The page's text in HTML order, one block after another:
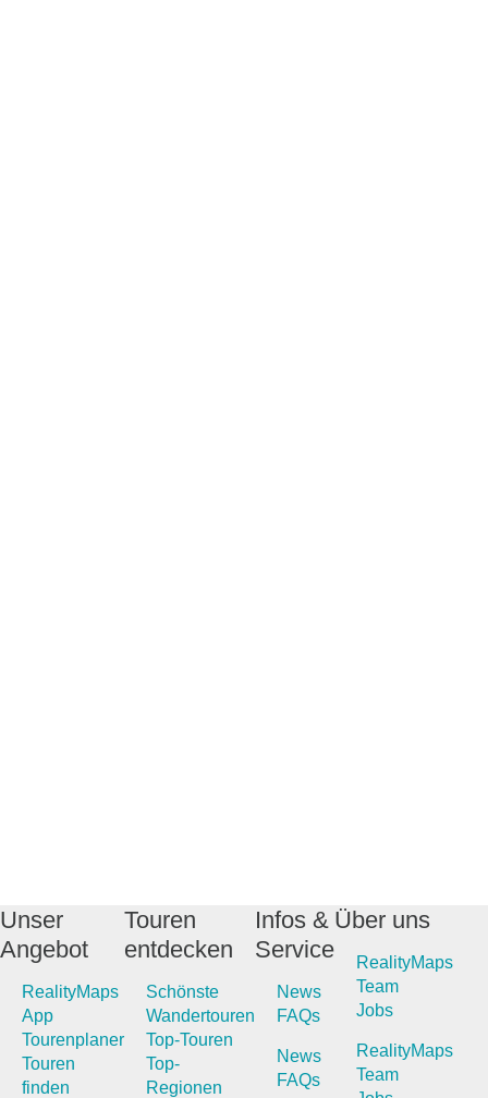
Unser
Angebot
RealityMaps
App
Tourenplaner
Touren
finden
Touren
entdecken
Schönste
Wandertouren
Top-Touren
Top-
Regionen
Infos &
Service
News
FAQs
News
FAQs
Über uns
RealityMaps
Team
Jobs
RealityMaps
Team